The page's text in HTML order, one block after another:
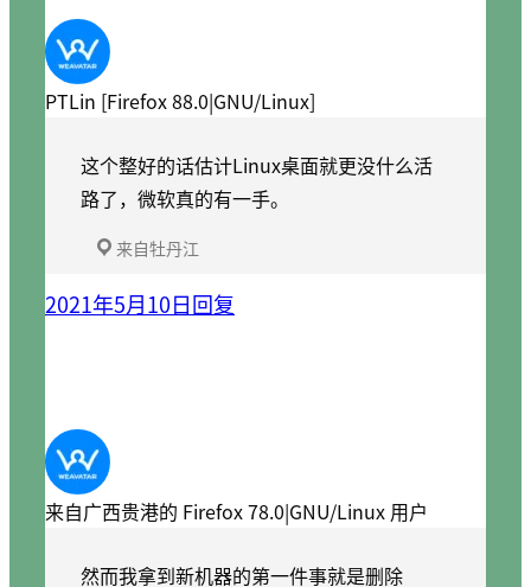
PTLin [Firefox 88.0|GNU/Linux]
这个整好的话估计Linux桌面就更没什么活
路了，微软真的有一手。
来自牡丹江
2021年5月10日回复
来自广西贵港的 Firefox 78.0|GNU/Linux 用户
然而我拿到新机器的第一件事就是删除